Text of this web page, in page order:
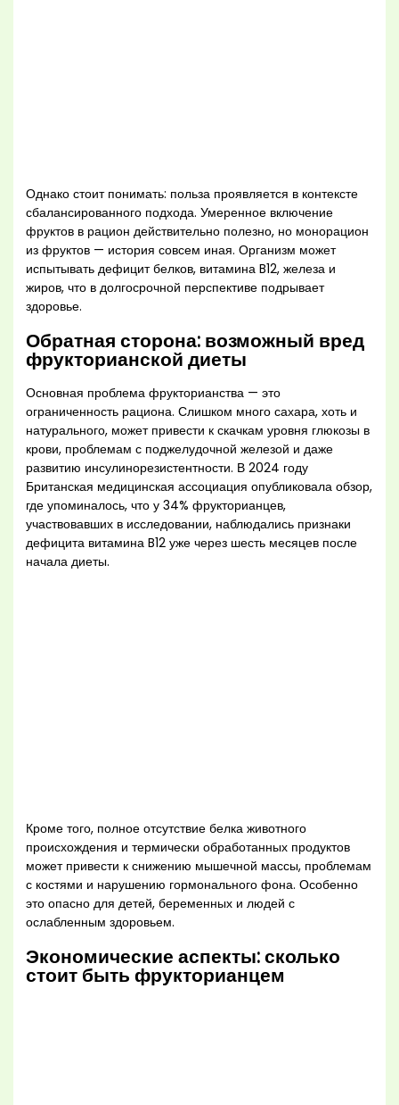
Однако стоит понимать: польза проявляется в контексте
сбалансированного подхода. Умеренное включение
фруктов в рацион действительно полезно, но монорацион
из фруктов — история совсем иная. Организм может
испытывать дефицит белков, витамина B12, железа и
жиров, что в долгосрочной перспективе подрывает
здоровье.
Обратная сторона: возможный вред
фрукторианской диеты
Основная проблема фрукторианства — это
ограниченность рациона. Слишком много сахара, хоть и
натурального, может привести к скачкам уровня глюкозы в
крови, проблемам с поджелудочной железой и даже
развитию инсулинорезистентности. В 2024 году
Британская медицинская ассоциация опубликовала обзор,
где упоминалось, что у 34% фрукторианцев,
участвовавших в исследовании, наблюдались признаки
дефицита витамина B12 уже через шесть месяцев после
начала диеты.
Кроме того, полное отсутствие белка животного
происхождения и термически обработанных продуктов
может привести к снижению мышечной массы, проблемам
с костями и нарушению гормонального фона. Особенно
это опасно для детей, беременных и людей с
ослабленным здоровьем.
Экономические аспекты: сколько
стоит быть фрукторианцем